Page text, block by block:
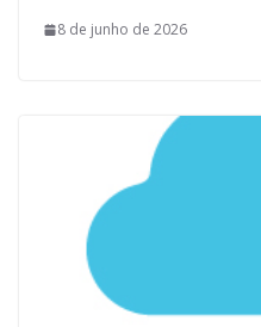
8 de junho de 2026